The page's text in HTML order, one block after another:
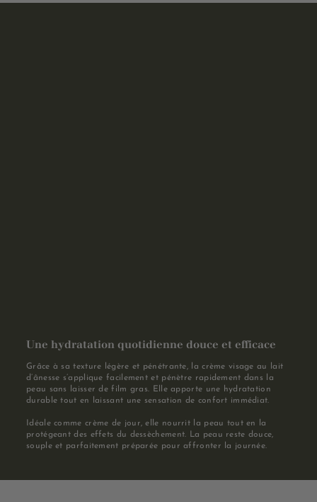
Une hydratation quotidienne douce et efficace
Grâce à sa texture légère et pénétrante, la crème visage au lait
d’ânesse s’applique facilement et pénètre rapidement dans la
peau sans laisser de film gras. Elle apporte une hydratation
durable tout en laissant une sensation de confort immédiat.
Idéale comme crème de jour, elle nourrit la peau tout en la
protégeant des effets du dessèchement. La peau reste douce,
souple et parfaitement préparée pour affronter la journée.